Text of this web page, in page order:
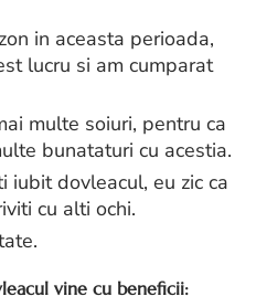
in aceasta perioada,
lucru si am cumparat
multe soiuri, pentru ca
bunataturi cu acestia.
iubit dovleacul, eu zic ca
cu alti ochi.
vine cu beneficii: